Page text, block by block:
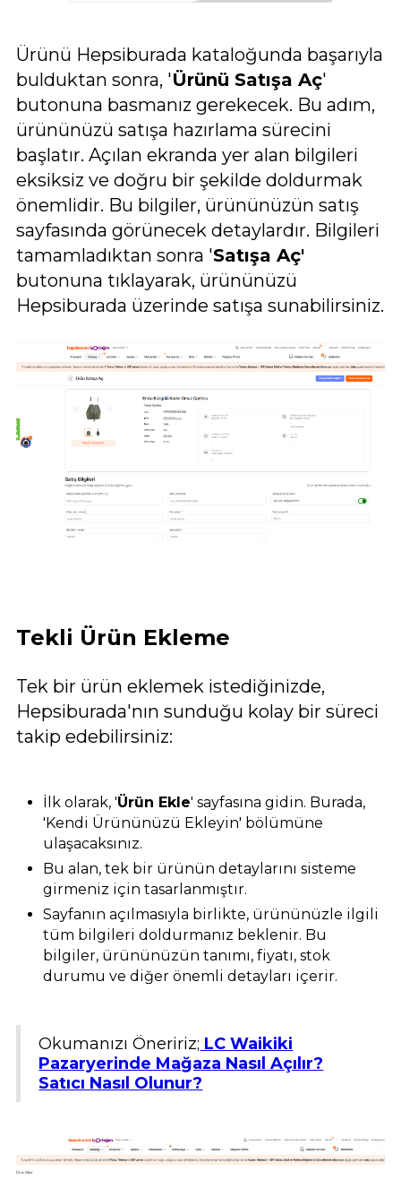
Ürünü Hepsiburada kataloğunda başarıyla
bulduktan sonra, 'Ürünü Satışa Aç'
butonuna basmanız gerekecek. Bu adım,
ürününüzü satışa hazırlama sürecini
başlatır. Açılan ekranda yer alan bilgileri
eksiksiz ve doğru bir şekilde doldurmak
önemlidir. Bu bilgiler, ürününüzün satış
sayfasında görünecek detaylardır. Bilgileri
tamamladıktan sonra 'Satışa Aç'
butonuna tıklayarak, ürününüzü
Hepsiburada üzerinde satışa sunabilirsiniz.
Tekli Ürün Ekleme
Tek bir ürün eklemek istediğinizde,
Hepsiburada'nın sunduğu kolay bir süreci
takip edebilirsiniz:
İlk olarak, 'Ürün Ekle' sayfasına gidin. Burada,
'Kendi Ürününüzü Ekleyin' bölümüne
ulaşacaksınız.
Bu alan, tek bir ürünün detaylarını sisteme
girmeniz için tasarlanmıştır.
Sayfanın açılmasıyla birlikte, ürününüzle ilgili
tüm bilgileri doldurmanız beklenir. Bu
bilgiler, ürününüzün tanımı, fiyatı, stok
durumu ve diğer önemli detayları içerir.
Okumanızı Öneririz; LC Waikiki
Pazaryerinde Mağaza Nasıl Açılır?
Satıcı Nasıl Olunur?